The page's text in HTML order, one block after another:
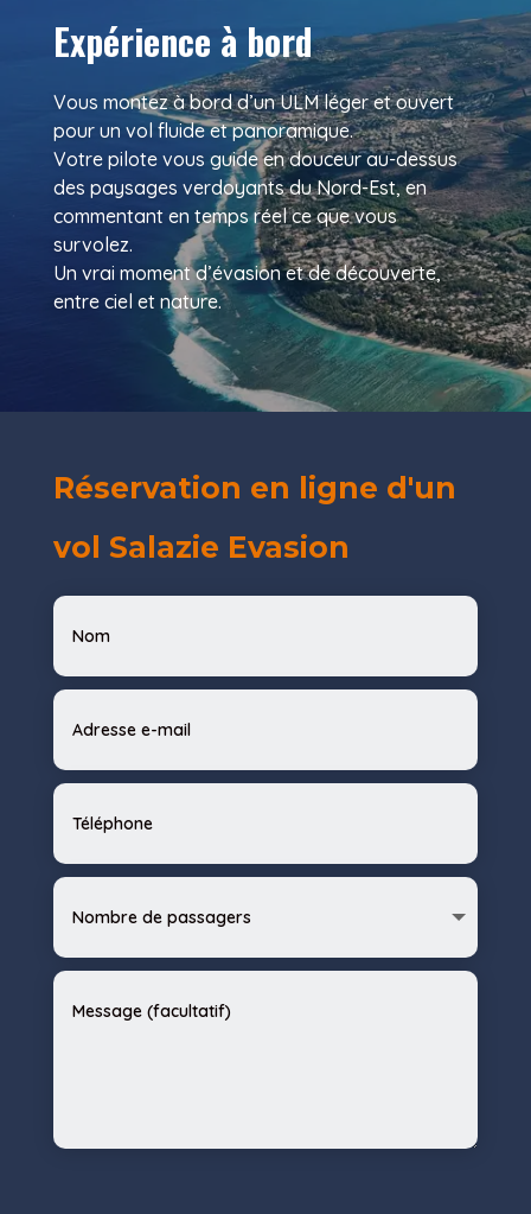
Expérience à bord
Vous montez à bord d’un ULM léger et ouvert
pour un vol fluide et panoramique.
Votre pilote vous guide en douceur au-dessus
des paysages verdoyants du Nord-Est, en
commentant en temps réel ce que vous
survolez.
Un vrai moment d’évasion et de découverte,
entre ciel et nature.
Réservation en ligne d'un
vol Salazie Evasion